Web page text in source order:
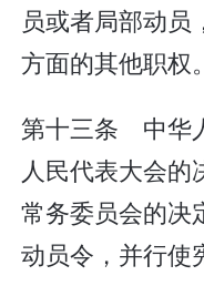
员或者局部动
方面的其他职权。
第十三条 中华
人民代表大会的
常务委员会的决
动员令，并行使